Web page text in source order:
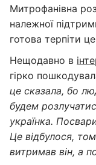
Митрофанівна
належної
готова терпіти
Нещодавно в
гірко
це сказала, бо
будем
українка.
Це відбулося,
витримав він, а